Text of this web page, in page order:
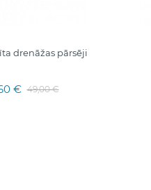
drenāžas pārsēji
€ 49,00 €